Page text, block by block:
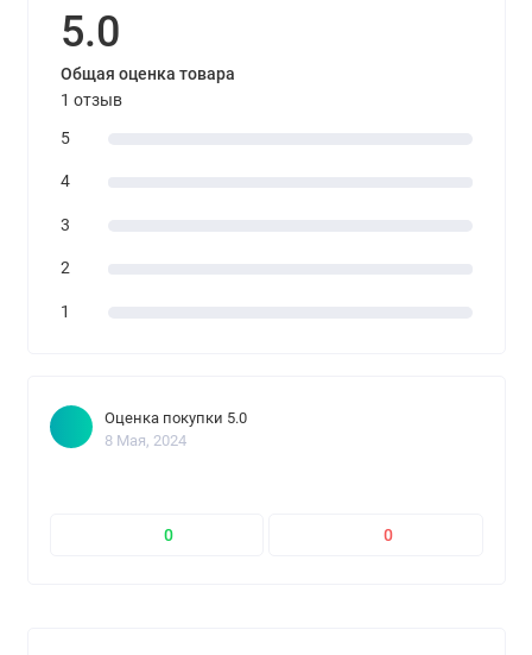
5.0
Общая оценка товара
1 отзыв
5
4
3
2
1
Оценка покупки 5.0
8 Мая, 2024
0 0